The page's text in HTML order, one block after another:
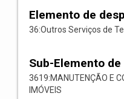
Elemento de
36:Outros Serviços de
Sub-Elemento
3619:MANUTENÇÃO E
IMÓVEIS